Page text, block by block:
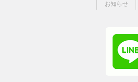
お知らせ